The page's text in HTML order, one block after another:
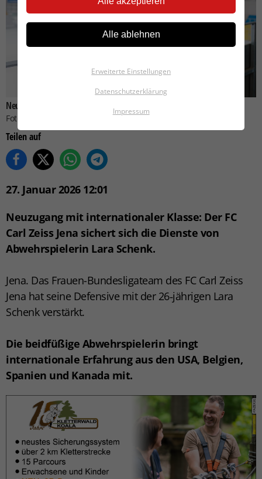
Neue Stabilität: Lara Schenk unterschreibt beim FC Carl Zeiss Jena.
Foto: Hannes Anger/FCC
Teilen auf
27. Januar 2026 12:01
Neuzugang mit internationaler Klasse: Der FC
Carl Zeiss Jena sichert sich die Dienste von
Abwehrspielerin Lara Schenk.
Jena. Das Frauen-Bundesligateam des FC Carl Zeiss
Jena hat seine Defensive mit der 26‑jährigen Lara
Schenk verstärkt.
Die beidfüßige Abwehrspielerin bringt
internationale Erfahrung aus den USA, Belgien,
Spanien und Kanada mit.
Alle ablehnen
Erweiterte Einstellungen
Datenschutzerklärung
Impressum